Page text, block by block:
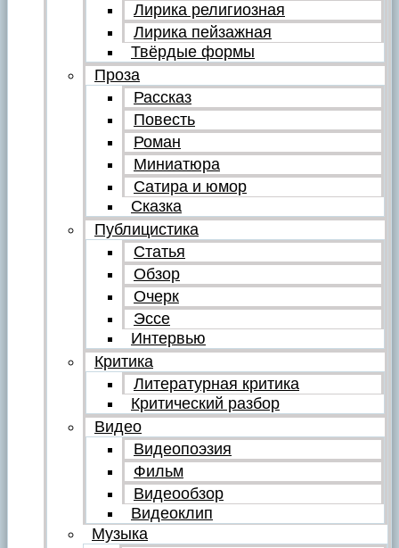
Лирика религиозная
Лирика пейзажная
Твёрдые формы
Проза
Рассказ
Повесть
Роман
Миниатюра
Сатира и юмор
Сказка
Публицистика
Статья
Обзор
Очерк
Эссе
Интервью
Критика
Литературная критика
Критический разбор
Видео
Видеопоэзия
Фильм
Видеообзор
Видеоклип
Музыка